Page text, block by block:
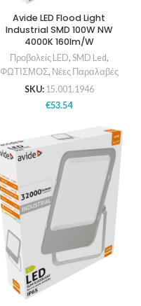
Avide LED Flood Light
Industrial SMD 100W NW
4000K 160lm/W
Προβολείς LED, SMD Led,
ΦΩΤΙΣΜΟΣ, Νέες Παραλαβές
SKU: 15.001.1946
€53.54